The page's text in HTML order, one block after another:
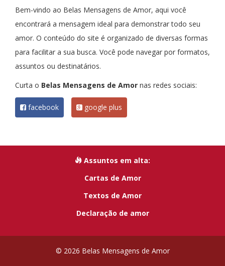
Bem-vindo ao Belas Mensagens de Amor, aqui você
encontrará a mensagem ideal para demonstrar todo seu
amor. O conteúdo do site é organizado de diversas formas
para facilitar a sua busca. Você pode navegar por formatos,
assuntos ou destinatários.
Curta o Belas Mensagens de Amor nas redes sociais:
facebook google plus
Assuntos em alta:
Cartas de Amor
Textos de Amor
Declaração de amor
© 2026 Belas Mensagens de Amor